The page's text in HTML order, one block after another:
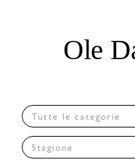
Ole
Tutte le categorie
Stagione